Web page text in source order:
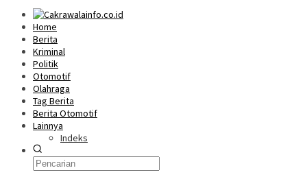
Home
Berita
Kriminal
Politik
Otomotif
Olahraga
Tag Berita
Berita Otomotif
Lainnya
Indeks